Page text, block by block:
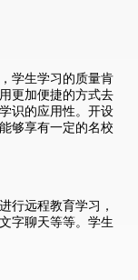
学生学习的质量肯
更加便捷的方式去
识的应用性。开设
够享有一定的名校
行远程教育学习，
字聊天等等。学生